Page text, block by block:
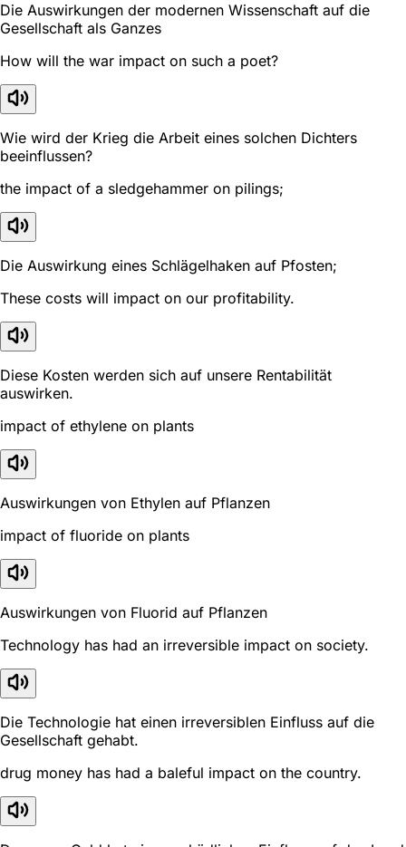
Die Auswirkungen der modernen Wissenschaft auf die
Gesellschaft als Ganzes
How will the war impact on such a poet?
Wie wird der Krieg die Arbeit eines solchen Dichters
beeinflussen?
the impact of a sledgehammer on pilings;
Die Auswirkung eines Schlägelhaken auf Pfosten;
These costs will impact on our profitability.
Diese Kosten werden sich auf unsere Rentabilität
auswirken.
impact of ethylene on plants
Auswirkungen von Ethylen auf Pflanzen
impact of fluoride on plants
Auswirkungen von Fluorid auf Pflanzen
Technology has had an irreversible impact on society.
Die Technologie hat einen irreversiblen Einfluss auf die
Gesellschaft gehabt.
drug money has had a baleful impact on the country.